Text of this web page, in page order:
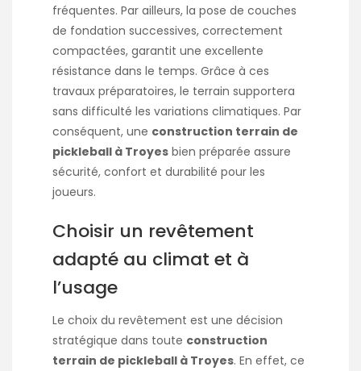
fréquentes. Par ailleurs, la pose de couches
de fondation successives, correctement
compactées, garantit une excellente
résistance dans le temps. Grâce à ces
travaux préparatoires, le terrain supportera
sans difficulté les variations climatiques. Par
conséquent, une construction terrain de
pickleball à Troyes bien préparée assure
sécurité, confort et durabilité pour les
joueurs.
Choisir un revêtement
adapté au climat et à
l’usage
Le choix du revêtement est une décision
stratégique dans toute construction
terrain de pickleball à Troyes. En effet, ce